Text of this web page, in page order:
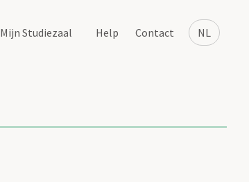
NL
Mijn Studiezaal Help Contact